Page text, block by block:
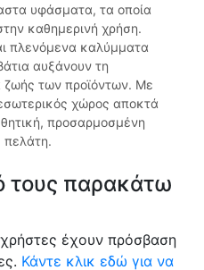
υφάσματα, τα οποία
καθημερινή χρήση.
πλενόμενα καλύμματα
αυξάνουν τη
ζωής των προϊόντων. Με
χώρος αποκτά
προσαρμοσμένη
πελάτη.
τους παρακάτω
έχουν πρόσβαση
Κάντε κλικ εδώ για να